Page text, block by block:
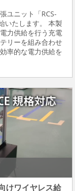
ユニット「RCS-
いたします。 本製
⼒供給を⾏う充電
リーを組み合わせ
率的な電⼒供給を
けワイヤレス給